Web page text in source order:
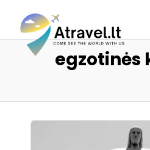
egzotinės